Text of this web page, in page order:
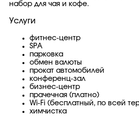
набор для чая и кофе.
Услуги
фитнес-центр
SPA
парковка
обмен валюты
прокат автомобилей
конференц-зал
бизнес-центр
прачечная (платно)
Wi-Fi (бесплатный, по всей
химчистка